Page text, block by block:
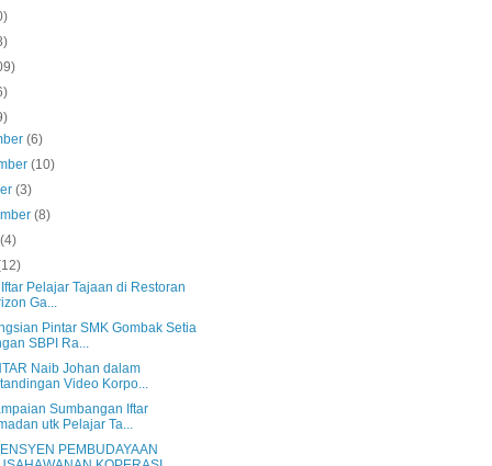
(6)
(10)
(3)
(8)
(4)
Pelajar Tajaan di Restoran
Ga...
Pintar SMK Gombak Setia
SBPI Ra...
Naib Johan dalam
Video Korpo...
Sumbangan Iftar
utk Pelajar Ta...
PEMBUDAYAAN